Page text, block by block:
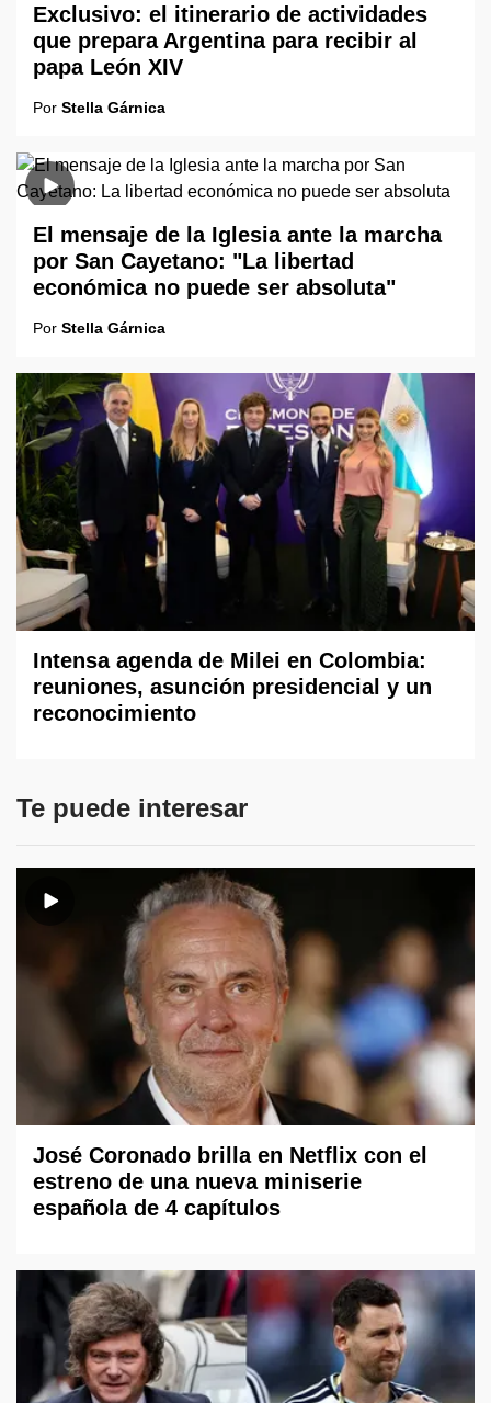
Exclusivo: el itinerario de actividades
que prepara Argentina para recibir al
papa León XIV
Por Stella Gárnica
El mensaje de la Iglesia ante la marcha
por San Cayetano: "La libertad
económica no puede ser absoluta"
Por Stella Gárnica
Intensa agenda de Milei en Colombia:
reuniones, asunción presidencial y un
reconocimiento
Te puede interesar
José Coronado brilla en Netflix con el
estreno de una nueva miniserie
española de 4 capítulos